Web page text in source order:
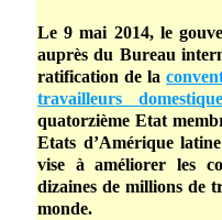
Le 9 mai 2014, le
auprès du Bureau
ratification de la
travailleurs
quatorzième Etat
Etats d’Amérique
vise à améliorer les
dizaines de millions de
monde.